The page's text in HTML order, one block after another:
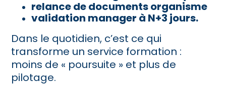
relance de documents organisme
validation manager à N+3 jours.
Dans le quotidien, c’est ce qui
transforme un service formation :
moins de « poursuite » et plus de
pilotage.